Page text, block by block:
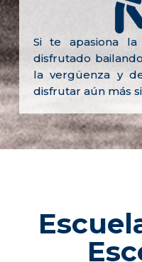
Si te apasiona
disfrutado
la vergüenza y
disfrutar aún más